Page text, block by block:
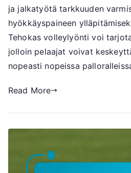
ja jalkatyötä tarkkuuden
hyökkäyspaineen
Tehokas volleylyönti voi
jolloin pelaajat voivat
nopeasti nopeissa
Read More